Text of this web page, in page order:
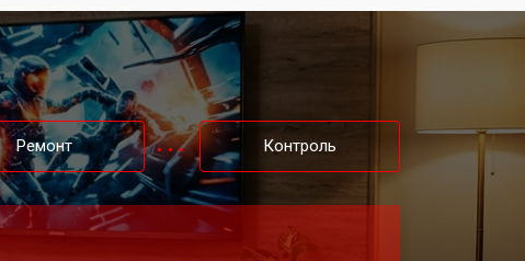
от 2200 ₽
от 2600 ₽ Заказать
от 3500 ₽
Ремонт Контроль